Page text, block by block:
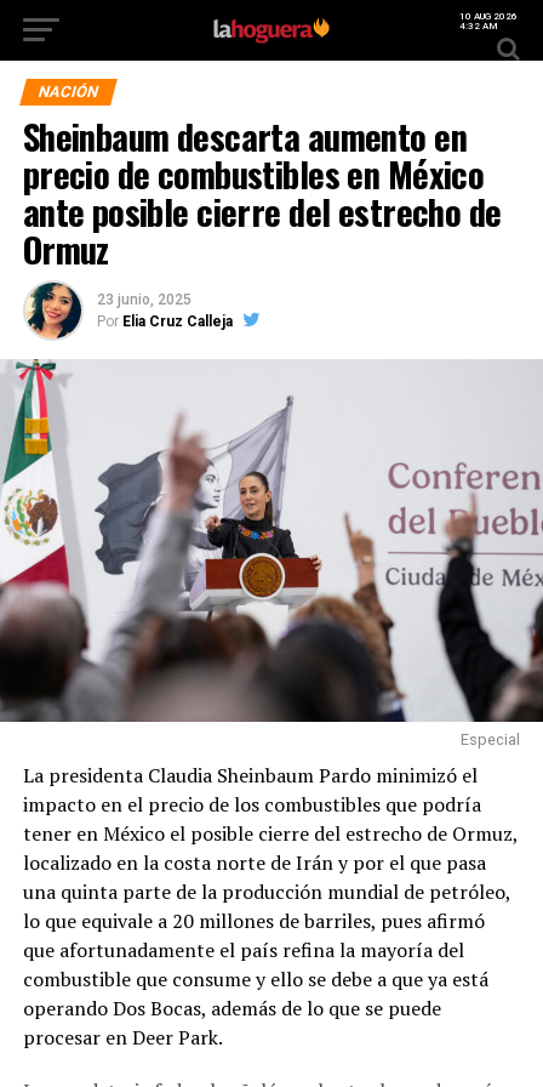
10 AUG 2026
4:32 AM
NACIÓN
Sheinbaum descarta aumento en
precio de combustibles en México
ante posible cierre del estrecho de
Ormuz
23 junio, 2025
Por Elia Cruz Calleja
Especial
La presidenta Claudia Sheinbaum Pardo minimizó el
impacto en el precio de los combustibles que podría
tener en México el posible cierre del estrecho de Ormuz,
localizado en la costa norte de Irán y por el que pasa
una quinta parte de la producción mundial de petróleo,
lo que equivale a 20 millones de barriles, pues afirmó
que afortunadamente el país refina la mayoría del
combustible que consume y ello se debe a que ya está
operando Dos Bocas, además de lo que se puede
procesar en Deer Park.